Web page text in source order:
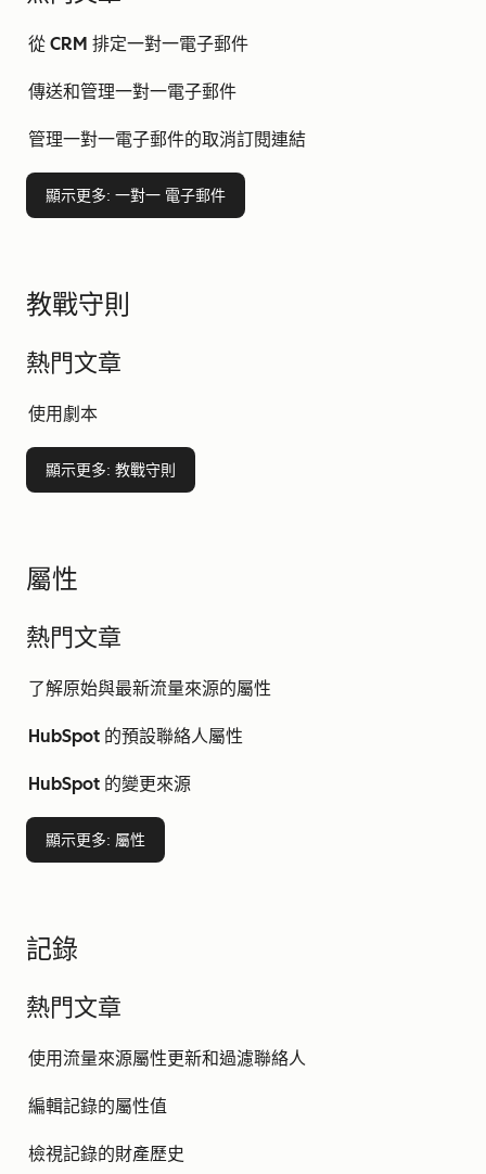
從 CRM 排定一對一電子郵件
傳送和管理一對一電子郵件
管理一對一電子郵件的取消訂閱連結
顯示更多: 一對一 電子郵件
教戰守則
熱門文章
使用劇本
顯示更多: 教戰守則
屬性
熱門文章
了解原始與最新流量來源的屬性
HubSpot 的預設聯絡人屬性
HubSpot 的變更來源
顯示更多: 屬性
記錄
熱門文章
使用流量來源屬性更新和過濾聯絡人
編輯記錄的屬性值
檢視記錄的財產歷史